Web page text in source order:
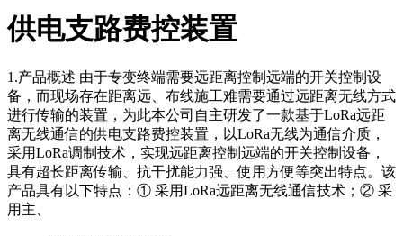
供电支路费控装置
1.产品概述 由于专变终端需要远距离控制远端的开关控制设
备，而现场存在距离远、布线施工难需要通过远距离无线方式
进行传输的装置，为此本公司自主研发了一款基于LoRa远距
离无线通信的供电支路费控装置，以LoRa无线为通信介质，
采用LoRa调制技术，实现远距离控制远端的开关控制设备，
具有超长距离传输、抗干扰能力强、使用方便等突出特点。该
产品具有以下特点：① 采用LoRa远距离无线通信技术；② 采
用主、